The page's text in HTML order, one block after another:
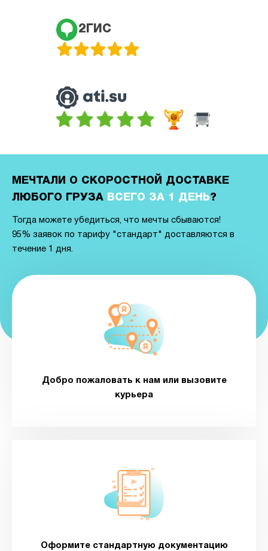
2ГИС
МЕЧТАЛИ О СКОРОСТНОЙ ДОСТАВКЕ
ЛЮБОГО ГРУЗА
ВСЕГО ЗА 1 ДЕНЬ?
Тогда можете убедиться, что мечты сбываются!
95% заявок по тарифу "стандарт" доставляются в
течение 1 дня.
Добро пожаловать к нам или вызовите
курьера
Оформите стандартную документацию